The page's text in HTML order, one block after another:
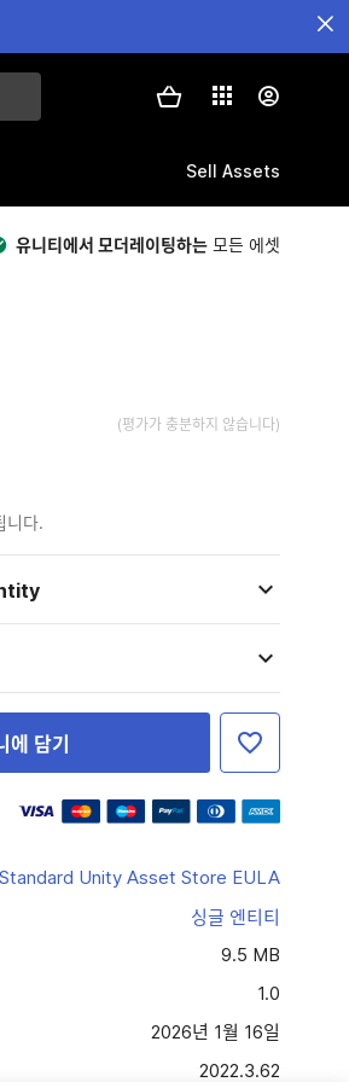
Sell Assets
유니티에서 모더레이팅하는 모든 에셋
(평가가 충분하지 않습니다)
니다.
에 담기
Standard Unity Asset Store EULA
싱글 엔티티
9.5 MB
1.0
2026년 1월 16일
2022.3.62